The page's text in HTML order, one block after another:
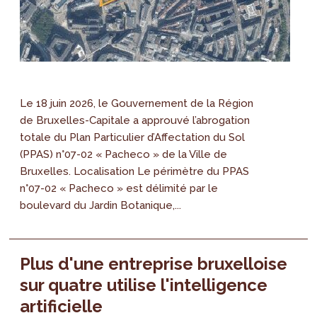
Le 18 juin 2026, le Gouvernement de la Région
de Bruxelles-Capitale a approuvé l’abrogation
totale du Plan Particulier d’Affectation du Sol
(PPAS) n°07-02 « Pacheco » de la Ville de
Bruxelles. Localisation Le périmètre du PPAS
n°07-02 « Pacheco » est délimité par le
boulevard du Jardin Botanique,...
Plus d'une entreprise bruxelloise
sur quatre utilise l'intelligence
artificielle